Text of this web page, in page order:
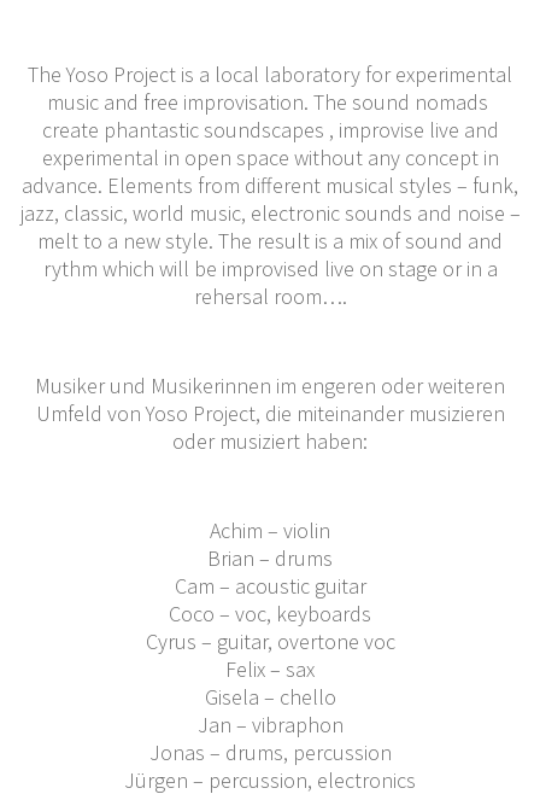
The Yoso Project is a local laboratory for experimental
music and free improvisation. The sound nomads
create phantastic soundscapes , improvise live and
experimental in open space without any concept in
advance. Elements from different musical styles – funk,
jazz, classic, world music, electronic sounds and noise –
melt to a new style. The result is a mix of sound and
rythm which will be improvised live on stage or in a
rehersal room….
Musiker und Musikerinnen im engeren oder weiteren
Umfeld von Yoso Project, die miteinander musizieren
oder musiziert haben:
Achim – violin
Brian – drums
Cam – acoustic guitar
Coco – voc, keyboards
Cyrus – guitar, overtone voc
Felix – sax
Gisela – chello
Jan – vibraphon
Jonas – drums, percussion
Jürgen – percussion, electronics